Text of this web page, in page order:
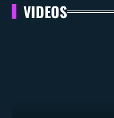
VIDEOS